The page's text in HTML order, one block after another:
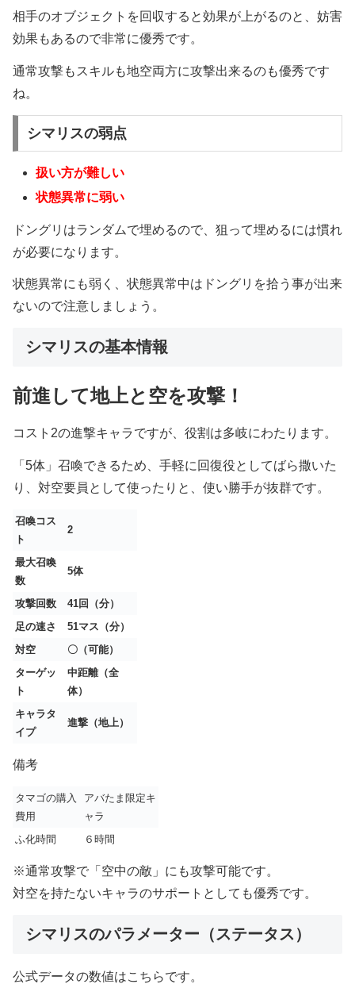
相手のオブジェクトを回収すると効果が上がるのと、妨害
効果もあるので非常に優秀です。
通常攻撃もスキルも地空両方に攻撃出来るのも優秀です
ね。
シマリスの弱点
扱い方が難しい
状態異常に弱い
ドングリはランダムで埋めるので、狙って埋めるには慣れ
が必要になります。
状態異常にも弱く、状態異常中はドングリを拾う事が出来
ないので注意しましょう。
シマリスの基本情報
前進して地上と空を攻撃！
コスト2の進撃キャラですが、役割は多岐にわたります。
「5体」召喚できるため、手軽に回復役としてばら撒いた
り、対空要員として使ったりと、使い勝手が抜群です。
召喚コス
ト
2
最大召喚
数
5体
攻撃回数
41回（分）
足の速さ
51マス（分）
対空
〇（可能）
ターゲッ
ト
中距離（全
体）
キャラタ
イプ
進撃（地上）
備考
タマゴの購入
費用
アバたま限定キ
ャラ
ふ化時間
６時間
※通常攻撃で「空中の敵」にも攻撃可能です。
対空を持たないキャラのサポートとしても優秀です。
シマリスのパラメーター（ステータス）
公式データの数値はこちらです。